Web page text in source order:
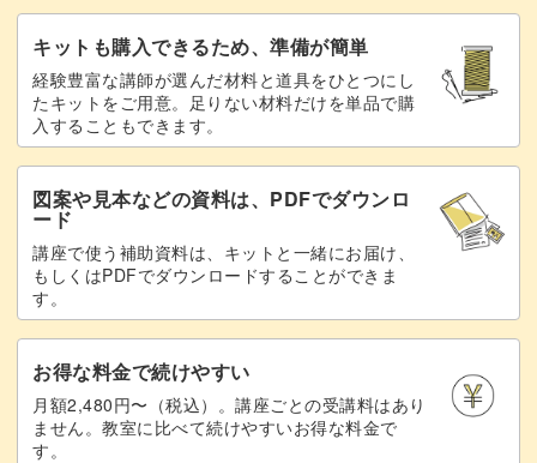
卓上木琴の弾き方や楽譜の読み方を知ると、いろいろな曲
を演奏できる楽しみが増えます♪
ぜひみなさんもこの機会にチャレンジしてみませんか？
キットも購入できるため、準備が簡単
経験豊富な講師が選んだ材料と道具をひとつにし
たキットをご用意。足りない材料だけを単品で購
入することもできます。
図案や見本などの資料は、PDFでダウンロ
ード
講座で使う補助資料は、キットと一緒にお届け、
もしくはPDFでダウンロードすることができま
す。
お得な料金で続けやすい
月額2,480円〜（税込）。講座ごとの受講料はあり
ません。教室に比べて続けやすいお得な料金で
す。